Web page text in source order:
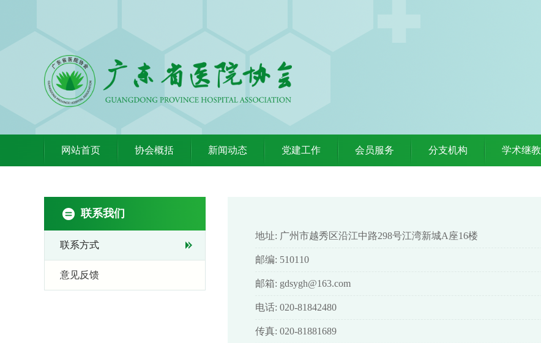
网站首页 协会概括 新闻动态 党建工作 会员服务 分支机构 学术继教
联系我们
联系方式
意见反馈
地址: 广州市越秀区沿江中路298号江湾新城A座16楼
邮编: 510110
邮箱: gdsygh@163.com
电话: 020-81842480
传真: 020-81881689